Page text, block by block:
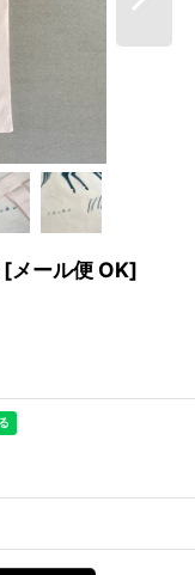
[メール便 OK]